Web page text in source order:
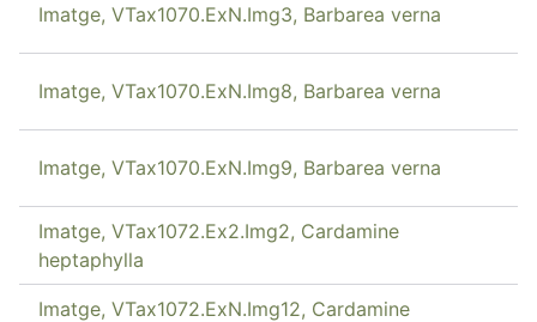
Imatge, VTax1070.ExN.Img3, Barbarea verna
Imatge, VTax1070.ExN.Img8, Barbarea verna
Imatge, VTax1070.ExN.Img9, Barbarea verna
Imatge, VTax1072.Ex2.Img2, Cardamine
heptaphylla
Imatge, VTax1072.ExN.Img12, Cardamine